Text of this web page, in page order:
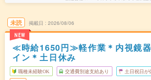
未読
NEW
掲載日 2026/08/06
≪時給1650円≫軽作業＊内視鏡
イン＊土日休み
職種未経験OK 交通費別途支給あり 土日祝日が